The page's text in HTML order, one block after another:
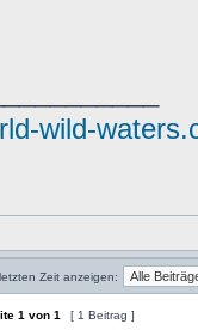
wild-
Zeit anzeigen:
1 von 1 [ 1 Beitrag ]